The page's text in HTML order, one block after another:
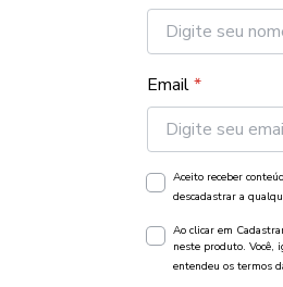
Email*
Aceito receber
descadastrar a
Ao clicar em
neste produto. Você,
entendeu os termos